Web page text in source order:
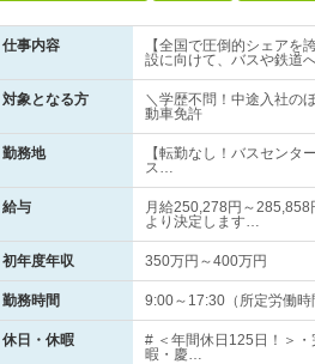
仕事内容
【全国で圧倒的シェア
設に向けて、バスや鉄道
対象となる方
＼学歴不問！中途入社の
動車免許
勤務地
【転勤なし！バスセン
ス…
給与
月給250,278円～
より決定します…
初年度年収 350万円～400万円
勤務時間 9:00～17:30（所定労働
休日・休暇
# ＜年間休日125日！＞
暇・慶…